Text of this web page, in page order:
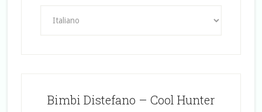
Bimbi Distefano – Cool Hunter